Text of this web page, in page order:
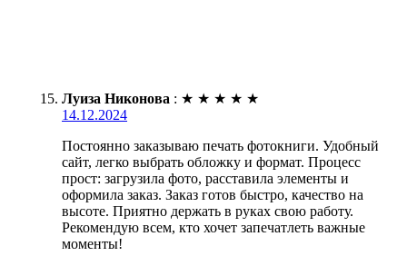
Луиза Никонова : ★ ★ ★ ★ ★
14.12.2024
Постоянно заказываю печать фотокниги. Удобный
сайт, легко выбрать обложку и формат. Процесс
прост: загрузила фото, расставила элементы и
оформила заказ. Заказ готов быстро, качество на
высоте. Приятно держать в руках свою работу.
Рекомендую всем, кто хочет запечатлеть важные
моменты!